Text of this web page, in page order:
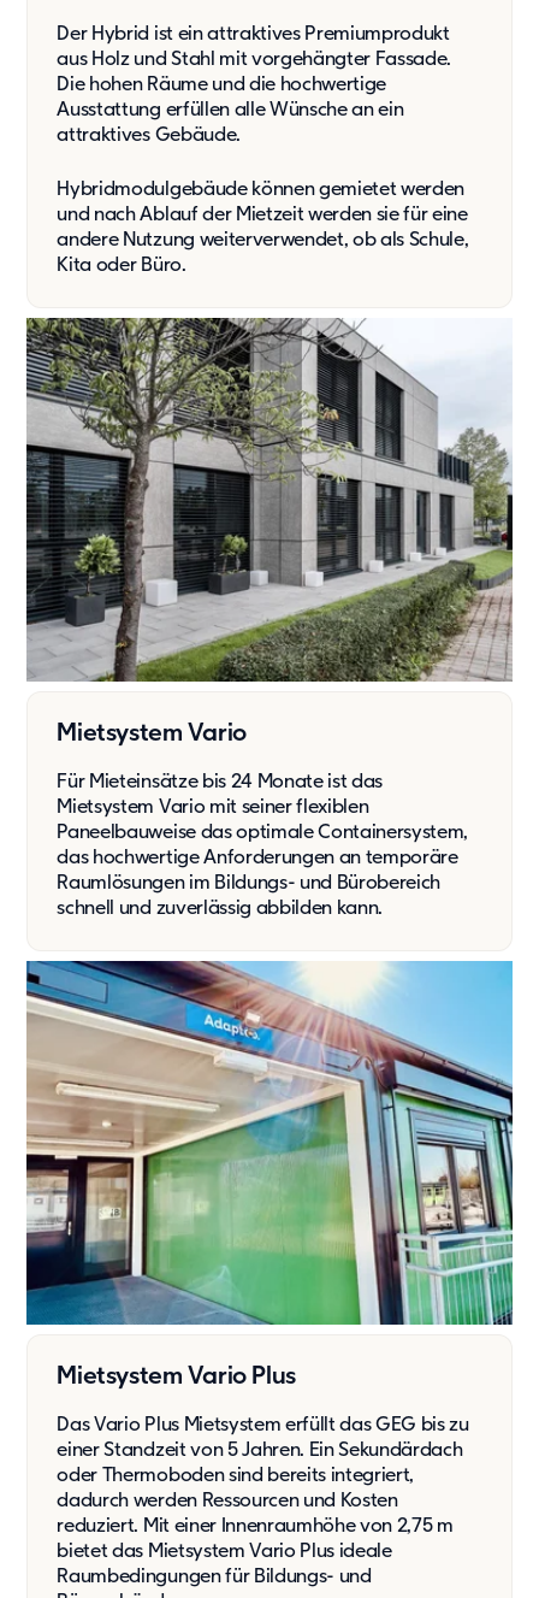
Deutsch
België
Nederland
Lietuvių
Eesti Keel
Suomi
Dansk
Svenska
English
Latviešu
Der Hybrid ist ein attraktives Premiumprodukt
aus Holz und Stahl mit vorgehängter Fassade.
Die hohen Räume und die hochwertige
Ausstattung erfüllen alle Wünsche an ein
attraktives Gebäude.
Hybridmodulgebäude können gemietet werden
und nach Ablauf der Mietzeit werden sie für eine
andere Nutzung weiterverwendet, ob als Schule,
Kita oder Büro.
Mietsystem Vario
Für Mieteinsätze bis 24 Monate ist das
Mietsystem Vario mit seiner flexiblen
Paneelbauweise das optimale Containersystem,
das hochwertige Anforderungen an temporäre
Raumlösungen im Bildungs- und Bürobereich
schnell und zuverlässig abbilden kann.
Mietsystem Vario Plus
Das Vario Plus Mietsystem erfüllt das GEG bis zu
einer Standzeit von 5 Jahren. Ein Sekundärdach
oder Thermoboden sind bereits integriert,
dadurch werden Ressourcen und Kosten
reduziert. Mit einer Innenraumhöhe von 2,75 m
bietet das Mietsystem Vario Plus ideale
Raumbedingungen für Bildungs- und